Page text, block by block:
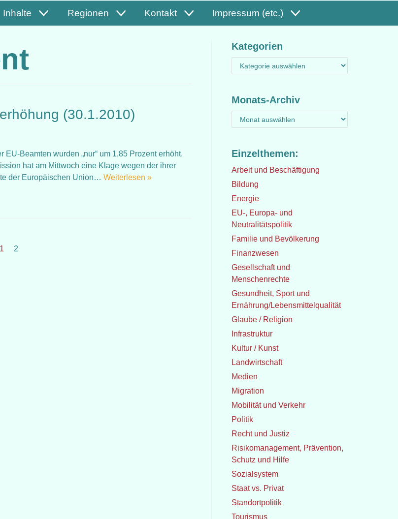
Inhalte Regionen Kontakt Impressum (etc.)
(30.1.2010)
Beamten wurden „nur“ um 1,85 Prozent erhöht.
hat am Mittwoch eine Klage wegen der ihrer
der Europäischen Union… Weiterlesen »
1 2
Kategorien
Monats-Archiv
Einzelthemen:
Arbeit und Beschäftigung
Bildung
Energie
EU-, Europa- und
Neutralitätspolitik
Familie und Bevölkerung
Finanzwesen
Gesellschaft und
Menschenrechte
Gesundheit, Sport und
Ernährung/Lebensmittelqualität
Glaube / Religion
Infrastruktur
Kultur / Kunst
Landwirtschaft
Medien
Migration
Mobilität und Verkehr
Politik
Recht und Justiz
Risikomanagement, Prävention,
Schutz und Hilfe
Sozialsystem
Staat vs. Privat
Standortpolitik
Tourismus